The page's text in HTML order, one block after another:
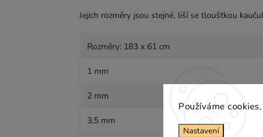
Používáme
Nastavení
Jejich rozměry jsou stejné, liší se tloušťkou
Rozměry: 183 x 61 cm
1 mm
2 mm
3,5 mm